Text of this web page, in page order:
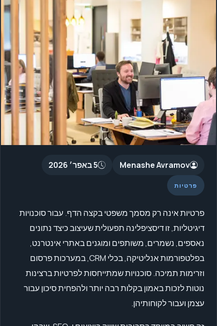
Menashe Avramov 5 באפר׳ 2026
פרטיות
פרטיות אינה רק מסמך משפטי בקצה הדף. עבור סוכנויות
דיגיטליות, זו דיסציפלינה תפעולית שעיצוב כיצד נתונים
נאספים, נשמרים, משותפים ומוגנים באתרי אינטרנט,
בפלטפורמות אנליטיקה, בכלי CRM, במערכות פרסום
וזרימות תמיכה. סוכנויות שמתייחסות לפרטיות ברצינות
נוטות לזכות באמון בקלות רבה יותר ולהפחית סיכון עבור
עצמן ועבור לקוחותיהן.